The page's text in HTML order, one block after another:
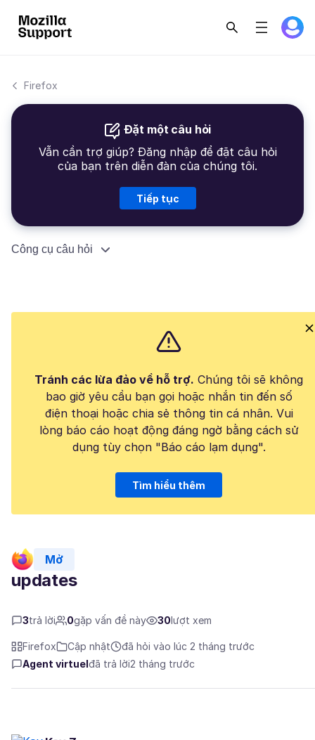
Firefox
Đặt một câu hỏi
Vẫn cần trợ giúp? Đăng nhập để đặt câu hỏi
của bạn trên diễn đàn của chúng tôi.
Tiếp tục
Công cụ câu hỏi
Tránh các lừa đảo về hỗ trợ. Chúng tôi sẽ không
bao giờ yêu cầu bạn gọi hoặc nhắn tin đến số
điện thoại hoặc chia sẻ thông tin cá nhân. Vui
lòng báo cáo hoạt động đáng ngờ bằng cách sử
dụng tùy chọn "Báo cáo lạm dụng".
Tìm hiểu thêm
Mở
updates
3trả lời 0gặp vấn đề này 30lượt xem
Firefox Cập nhật
đã hỏi vào lúc 2 tháng trước
Agent virtuelđã trả lời2 tháng trước